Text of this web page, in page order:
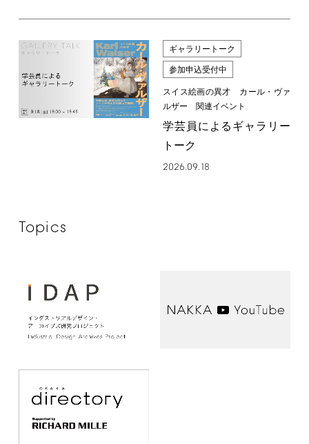
ギャラリートーク
参加申込受付中
スイス絵画の異才 カール・ヴァ
ルザー 関連イベント
学芸員によるギャラリー
トーク
2026.09.18
Topics